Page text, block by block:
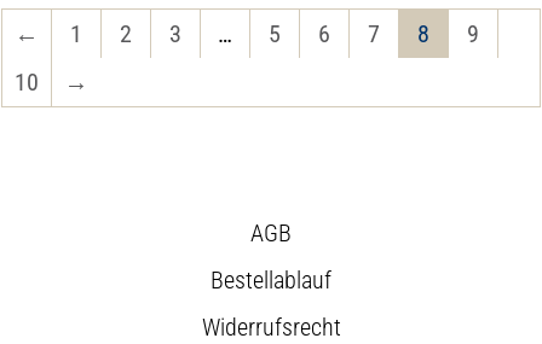
← 1 2 3 … 5 6 7 8
9
10
→
AGB
Bestellablauf
Widerrufsrecht